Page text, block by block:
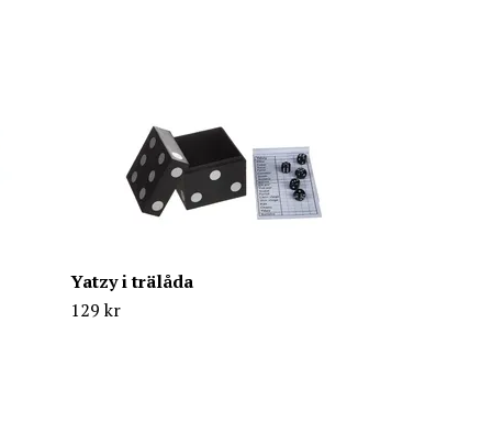
Yatzy i trälåda
129 kr